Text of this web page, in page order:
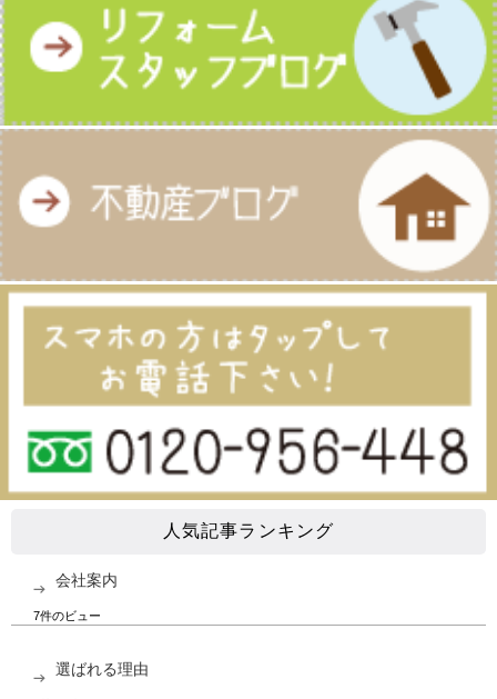
人気記事ランキング
会社案内
7件のビュー
選ばれる理由